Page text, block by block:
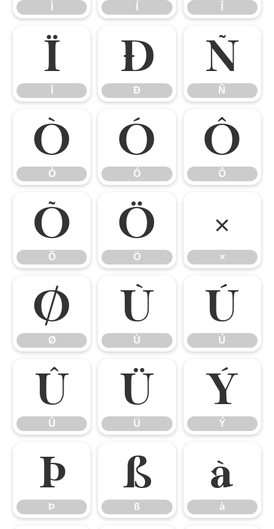
Ï Ð
Ð
Ñ
Ñ
Ò
Ò
Ó
Ó
Ô
Ô
Õ
Õ
Ö
Ö
×
×
Ø
Ø
Ù
Ù
Ú
Ú
Û
Û
Ü
Ü
Ý
Ý
Þ
Þ
ß
ß
à
à